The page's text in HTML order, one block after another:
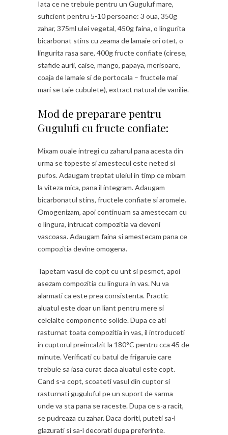
Iata ce ne trebuie pentru un Guguluf mare,
suficient pentru 5-10 persoane: 3 oua, 350g
zahar, 375ml ulei vegetal, 450g faina, o lingurita
bicarbonat stins cu zeama de lamaie ori otet, o
lingurita rasa sare, 400g fructe confiate (cirese,
stafide aurii, caise, mango, papaya, merisoare,
coaja de lamaie si de portocala – fructele mai
mari se taie cubulete), extract natural de vanilie.
Mod de preparare pentru
Gugulufi cu fructe confiate:
Mixam ouale intregi cu zaharul pana acesta din
urma se topeste si amestecul este neted si
pufos. Adaugam treptat uleiul in timp ce mixam
la viteza mica, pana il integram. Adaugam
bicarbonatul stins, fructele confiate si aromele.
Omogenizam, apoi continuam sa amestecam cu
o lingura, intrucat compozitia va deveni
vascoasa. Adaugam faina si amestecam pana ce
compozitia devine omogena.
Tapetam vasul de copt cu unt si pesmet, apoi
asezam compozitia cu lingura in vas. Nu va
alarmati ca este prea consistenta. Practic
aluatul este doar un liant pentru mere si
celelalte componente solide. Dupa ce ati
rasturnat toata compozitia in vas, il introduceti
in cuptorul preincalzit la 180°C pentru cca 45 de
minute. Verificati cu batul de frigaruie care
trebuie sa iasa curat daca aluatul este copt.
Cand s-a copt, scoateti vasul din cuptor si
rasturnati guguluful pe un suport de sarma
unde va sta pana se raceste. Dupa ce s-a racit,
se pudreaza cu zahar. Daca doriti, puteti sa-l
glazurati si sa-l decorati dupa preferinte.